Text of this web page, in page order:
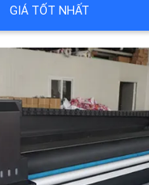
GIÁ TỐT NHẤT